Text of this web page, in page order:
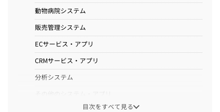
動物病院システム
販売管理システム
ECサービス・アプリ
CRMサービス・アプリ
分析システム
目次をすべて見る